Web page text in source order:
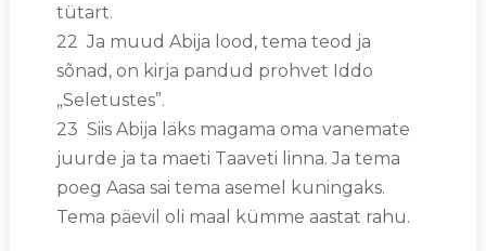
tütart.
22 Ja muud Abija lood, tema teod ja
sõnad, on kirja pandud prohvet Iddo
„Seletustes”.
23 Siis Abija läks magama oma vanemate
juurde ja ta maeti Taaveti linna. Ja tema
poeg Aasa sai tema asemel kuningaks.
Tema päevil oli maal kümme aastat rahu.